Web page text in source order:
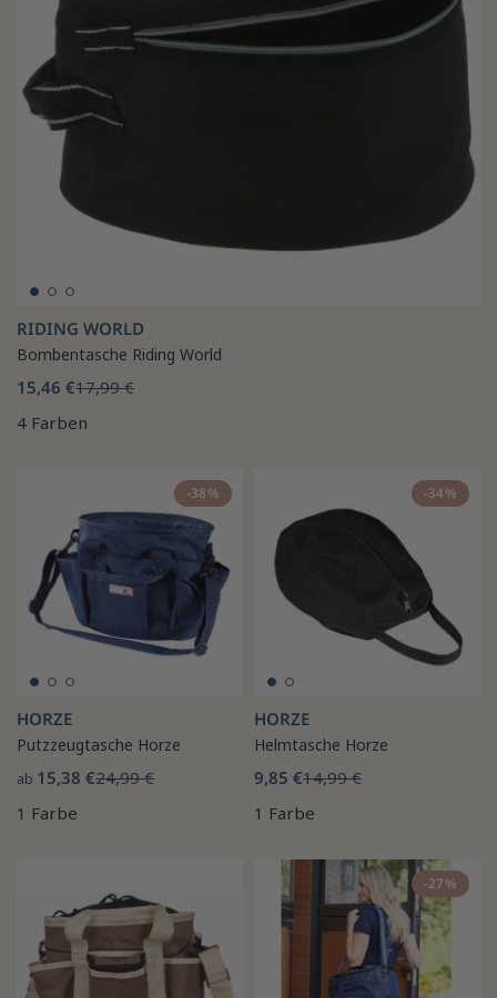
RIDING WORLD
Bombentasche Riding World
15,46 €17,99 €
4 Farben
-38%
HORZE
Putzzeugtasche Horze
ab 15,38 €24,99 €
1 Farbe
-34%
HORZE
Helmtasche Horze
9,85 €14,99 €
1 Farbe
-27%